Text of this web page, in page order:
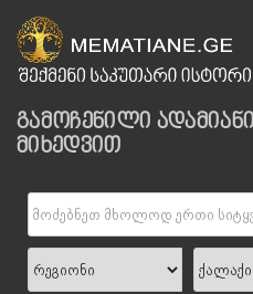
გამოჩენილი
მიხედვით